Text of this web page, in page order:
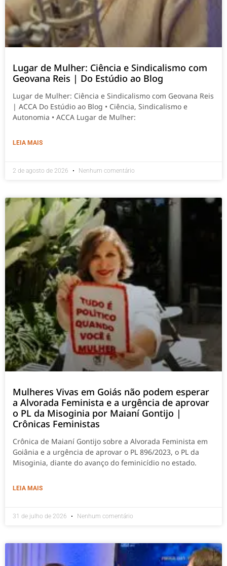
Lugar de Mulher: Ciência e Sindicalismo com
Geovana Reis | Do Estúdio ao Blog
Lugar de Mulher: Ciência e Sindicalismo com Geovana Reis
| ACCA Do Estúdio ao Blog • Ciência, Sindicalismo e
Autonomia • ACCA Lugar de Mulher:
LEIA MAIS
2 de agosto de 2026 Nenhum comentário
Mulheres Vivas em Goiás não podem esperar
a Alvorada Feminista e a urgência de aprovar
o PL da Misoginia por Maianí Gontijo |
Crônicas Feministas
Crônica de Maianí Gontijo sobre a Alvorada Feminista em
Goiânia e a urgência de aprovar o PL 896/2023, o PL da
Misoginia, diante do avanço do feminicídio no estado.
LEIA MAIS
31 de julho de 2026 Nenhum comentário